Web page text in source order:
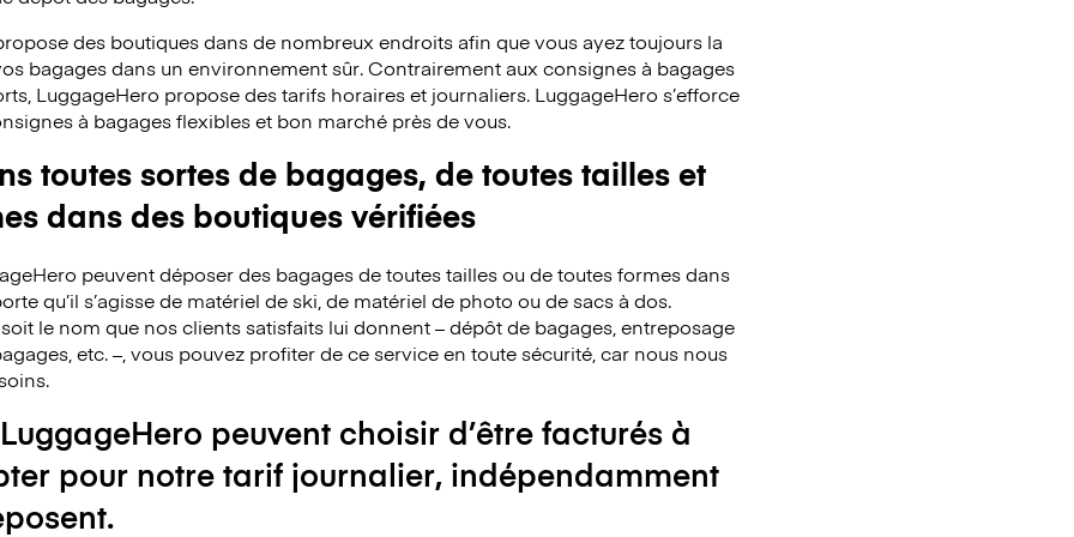
des boutiques dans de nombreux endroits afin que vous ayez toujours la
bagages dans un environnement sûr. Contrairement aux consignes à bagages
LuggageHero propose des tarifs horaires et journaliers. LuggageHero s’efforce
à bagages flexibles et bon marché près de vous.
toutes sortes de bagages, de toutes tailles et
dans des boutiques vérifiées
peuvent déposer des bagages de toutes tailles ou de toutes formes dans
qu’il s’agisse de matériel de ski, de matériel de photo ou de sacs à dos.
le nom que nos clients satisfaits lui donnent – dépôt de bagages, entreposage
etc. –, vous pouvez profiter de ce service en toute sécurité, car nous nous
peuvent choisir d’être facturés à
pour notre tarif journalier, indépendamment